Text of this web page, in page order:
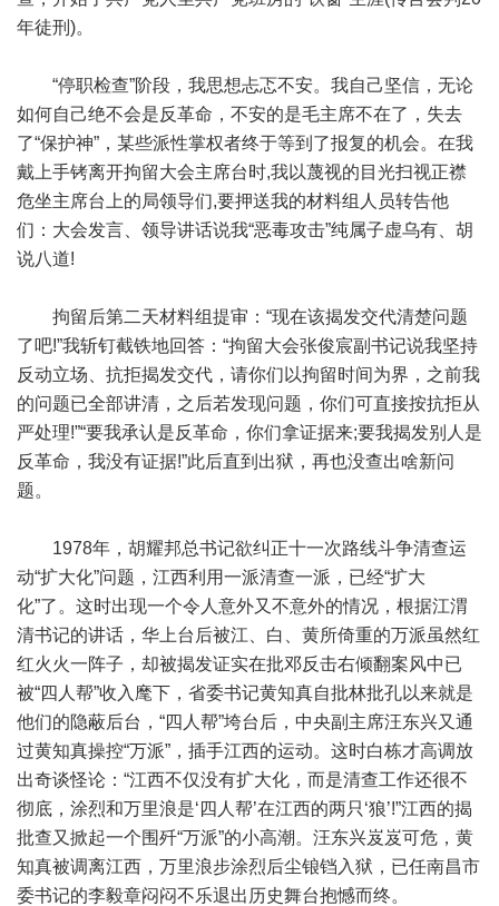
年徒刑)。
“停职检查”阶段，我思想忐忑不安。我自己坚信，无论
如何自己绝不会是反革命，不安的是毛主席不在了，失去
了“保护神”，某些派性掌权者终于等到了报复的机会。在我
戴上手铐离开拘留大会主席台时,我以蔑视的目光扫视正襟
危坐主席台上的局领导们,要押送我的材料组人员转告他
们：大会发言、领导讲话说我“恶毒攻击”纯属子虚乌有、胡
说八道!
拘留后第二天材料组提审：“现在该揭发交代清楚问题
了吧!”我斩钉截铁地回答：“拘留大会张俊宸副书记说我坚持
反动立场、抗拒揭发交代，请你们以拘留时间为界，之前我
的问题已全部讲清，之后若发现问题，你们可直接按抗拒从
严处理!”“要我承认是反革命，你们拿证据来;要我揭发别人是
反革命，我没有证据!”此后直到出狱，再也没查出啥新问
题。
1978年，胡耀邦总书记欲纠正十一次路线斗争清查运
动“扩大化”问题，江西利用一派清查一派，已经“扩大
化”了。这时出现一个令人意外又不意外的情况，根据江渭
清书记的讲话，华上台后被江、白、黄所倚重的万派虽然红
红火火一阵子，却被揭发证实在批邓反击右倾翻案风中已
被“四人帮”收入麾下，省委书记黄知真自批林批孔以来就是
他们的隐蔽后台，“四人帮”垮台后，中央副主席汪东兴又通
过黄知真操控“万派”，插手江西的运动。这时白栋才高调放
出奇谈怪论：“江西不仅没有扩大化，而是清查工作还很不
彻底，涂烈和万里浪是‘四人帮’在江西的两只‘狼’!”江西的揭
批查又掀起一个围歼“万派”的小高潮。汪东兴岌岌可危，黄
知真被调离江西，万里浪步涂烈后尘锒铛入狱，已任南昌市
委书记的李毅章闷闷不乐退出历史舞台抱憾而终。